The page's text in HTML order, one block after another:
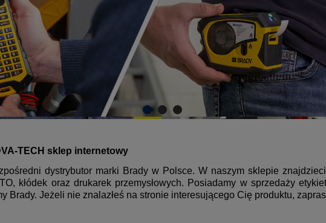
TECH sklep internetowy
dystrybutor marki Brady w Polsce. W naszym sklepie
kłódek oraz drukarek przemysłowych. Posiadamy w sprzedaży
Brady. Jeżeli nie znalazłeś na stronie interesującego Cię produktu,